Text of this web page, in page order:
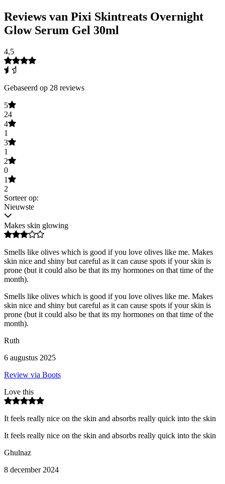
Reviews van Pixi Skintreats Overnight
Glow Serum Gel 30ml
4,5
Gebaseerd op 28 reviews
5
24
4
1
3
1
2
0
1
2
Sorteer op:
Nieuwste
Makes skin glowing
Smells like olives which is good if you love olives like me. Makes
skin nice and shiny but careful as it can cause spots if your skin is
prone (but it could also be that its my hormones on that time of the
month).
Smells like olives which is good if you love olives like me. Makes
skin nice and shiny but careful as it can cause spots if your skin is
prone (but it could also be that its my hormones on that time of the
month).
Ruth
6 augustus 2025
Review via Boots
Love this
It feels really nice on the skin and absorbs really quick into the skin
It feels really nice on the skin and absorbs really quick into the skin
Ghulnaz
8 december 2024